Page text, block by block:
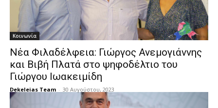
Κοινωνία
Νέα Φιλαδέλφεια: Γιώργος Ανεμογιάννης
και Βιβή Πλατά στο ψηφοδέλτιο του
Γιώργου Ιωακειμίδη
Dekeleias Team - 30 Αυγούστου, 2023